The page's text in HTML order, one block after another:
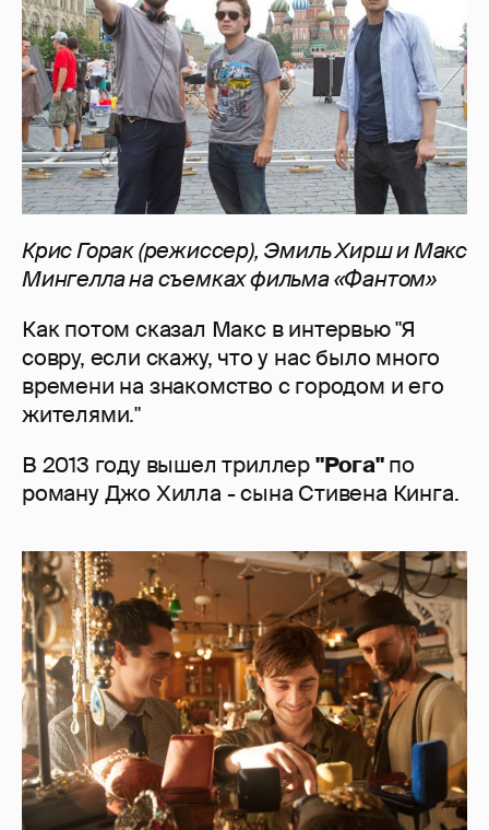
Крис Горак (режиссер), Эмиль Хирш и Макс
Мингелла на съемках фильма «Фантом»
Как потом сказал Макс в интервью "Я
совру, если скажу, что у нас было много
времени на знакомство с городом и его
жителями."
В 2013 году вышел триллер"Рога"по
роману Джо Хилла - сына Стивена Кинга.